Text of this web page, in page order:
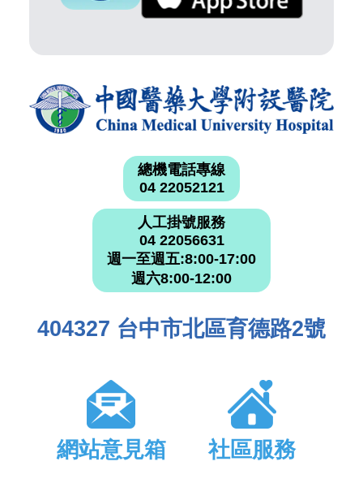
總機電話專線
04 22052121
人工掛號服務
04 22056631
週一至週五:8:00-17:00
週六8:00-12:00
404327 台中市北區育德路2號
網站意見箱 社區服務